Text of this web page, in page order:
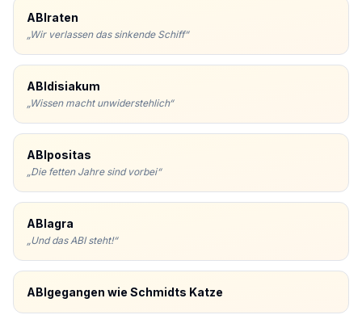
ABIraten
„Wir verlassen das sinkende Schiff“
ABIdisiakum
„Wissen macht unwiderstehlich“
ABIpositas
„Die fetten Jahre sind vorbei“
ABIagra
„Und das ABI steht!“
ABIgegangen wie Schmidts Katze